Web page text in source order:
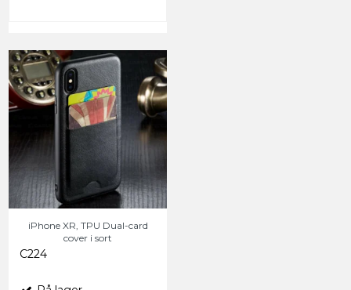
iPhone XR, TPU Dual-card
cover i sort
C224